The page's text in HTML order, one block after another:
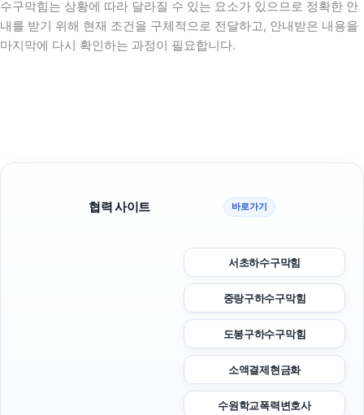
수구막힘는 상황에 따라 달라질 수 있는 요소가 있으므로 정확한 안
내를 받기 위해 현재 조건을 구체적으로 전달하고, 안내받은 내용을
마지막에 다시 확인하는 과정이 필요합니다.
협력 사이트 바로가기
서초하수구막힘
중랑구하수구막힘
도봉구하수구막힘
소액결제현금화
수원학교폭력변호사